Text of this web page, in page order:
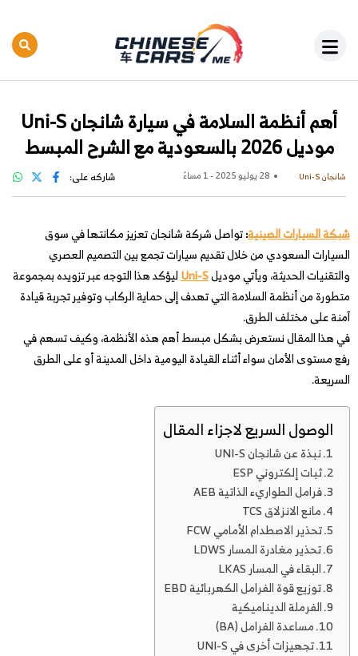
أهم أنظمة السلامة في سيارة شانجان Uni-S
موديل 2026 بالسعودية مع الشرح المبسط
شانجان Uni-S 28 يوليو 2025 - 1 مساءً شاركه على:
شبكة السيارات الصينية:تواصل شركة شانجان تعزيز مكانتها في سوق
السيارات السعودي من خلال تقديم سيارات تجمع بين التصميم العصري
والتقنيات الحديثة، ويأتي موديلUni-S ليؤكد هذا التوجه عبر تزويده بمجموعة
متطورة من أنظمة السلامة التي تهدف إلى حماية الركاب وتوفير تجربة قيادة
آمنة على مختلف الطرق.
في هذا المقال نستعرض بشكل مبسط أهم هذه الأنظمة، وكيف تسهم في
رفع مستوى الأمان سواء أثناء القيادة اليومية داخل المدينة أو على الطرق
السريعة.
الوصول السريع لاجزاء المقال
نبذة عن شانجان UNI-S
ثبات إلكتروني ESP
فرامل الطواريء الذاتية AEB
مانع الانزلاق TCS
تحذير الاصطدام الأمامي FCW
تحذير مغادرة المسار LDWS
البقاء في المسار LKAS
توزيع قوة الفرامل الكهربائية EBD
الفرملة الديناميكية
مساعدة الفرامل (BA)
تجهيزات أخرى في UNI-S